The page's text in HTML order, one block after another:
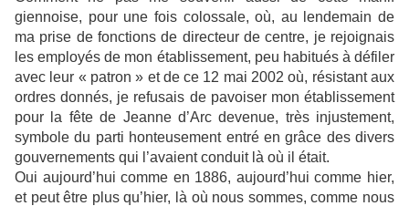
giennoise, pour une fois colossale, où, au lendemain de
ma prise de fonctions de directeur de centre, je rejoignais
les employés de mon établissement, peu habitués à défiler
avec leur « patron » et de ce 12 mai 2002 où, résistant aux
ordres donnés, je refusais de pavoiser mon établissement
pour la fête de Jeanne d’Arc devenue, très injustement,
symbole du parti honteusement entré en grâce des divers
gouvernements qui l’avaient conduit là où il était.
Oui aujourd’hui comme en 1886, aujourd’hui comme hier,
et peut être plus qu’hier, là où nous sommes, comme nous